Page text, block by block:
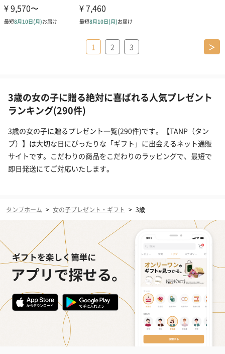
1 2 3 ＞
3歳の女の子に贈る絶対に喜ばれる人気プレゼント
ランキング(290件)
3歳の女の子に贈るプレゼント一覧(290件)です。【TANP（タン
プ）】は大切な日にぴったりな「ギフト」に出会えるネット通販
サイトです。こだわりの商品をこだわりのラッピングで、最短で
即日発送にてご対応いたします。
タンプホーム > 女の子プレゼント・ギフト > 3歳